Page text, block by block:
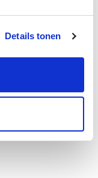
Details tonen